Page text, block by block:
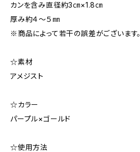
カンを含み直径約3㎝×1.8㎝
厚み約４～５㎜
※商品によって若干の誤差がございます。
☆素材
アメジスト
☆カラー
パープル×ゴールド
☆使用方法